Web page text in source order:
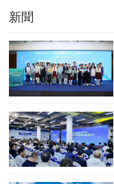
新聞